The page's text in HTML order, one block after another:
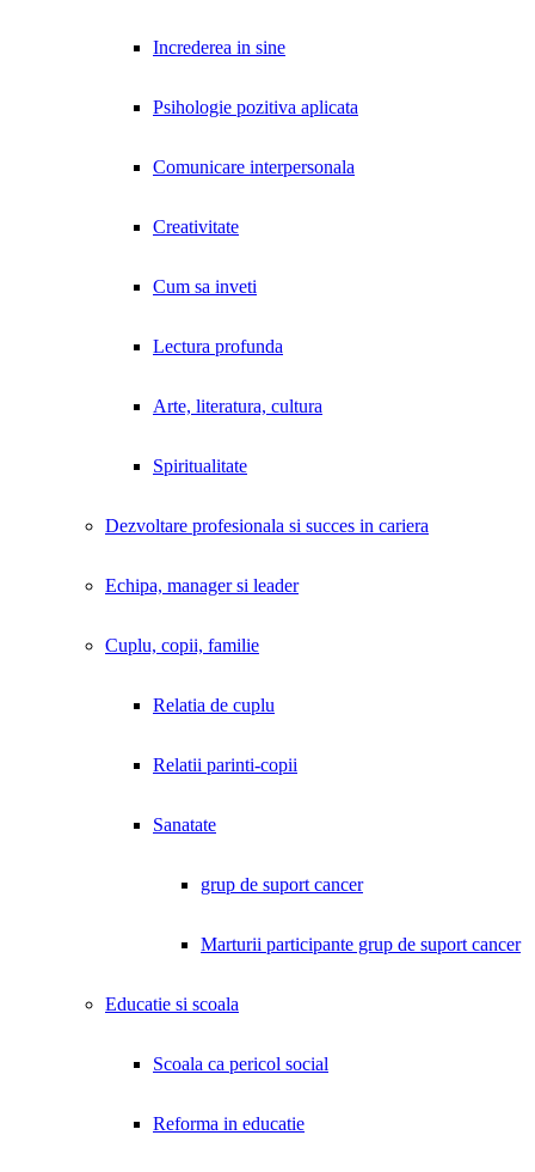
Increderea in sine
Psihologie pozitiva aplicata
Comunicare interpersonala
Creativitate
Cum sa inveti
Lectura profunda
Arte, literatura, cultura
Spiritualitate
Dezvoltare profesionala si succes in cariera
Echipa, manager si leader
Cuplu, copii, familie
Relatia de cuplu
Relatii parinti-copii
Sanatate
grup de suport cancer
Marturii participante grup de suport cancer
Educatie si scoala
Scoala ca pericol social
Reforma in educatie